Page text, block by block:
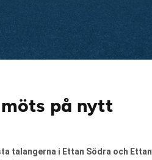
på nytt
talangerna i Ettan Södra och Ettan